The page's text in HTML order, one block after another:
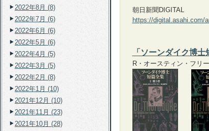
朝日新聞DIGITAL
https://digital.asahi.com/
「ソーンダイク博士
R・オースティン・フリ
2022年8月 (8)
2022年7月 (6)
2022年6月 (6)
2022年5月 (6)
2022年4月 (5)
2022年3月 (5)
2022年2月 (8)
2022年1月 (10)
2021年12月 (10)
2021年11月 (23)
2021年10月 (28)